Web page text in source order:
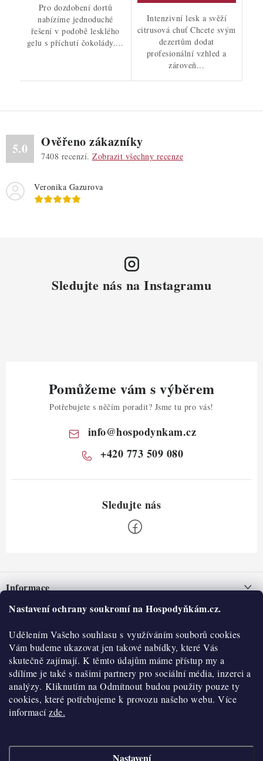
Nastavení ochrany soukromí na Hospodyňkám.cz.
Udělením Vašeho souhlasu s využíváním souborů cookies
Vám budeme ukazovat jen takové nabídky, které Vás
skutečně zajímají. K těmto údajům máme přístup my a
sdílíme je také s našimi partnery pro sociální média, inzerci a
analýzy. Kliknutím na Odmítnout budou použity pouze ty
cookies, které potřebujeme k provozu našeho webu. Více
informacízde.
Nastavení
Pro dozdobení dortů
nabízíme jednoduché
řešení v podobě lesklého
gelu s příchutí čokolády....
Intenzivní lesk a svěží
citrusová chuť Chcete svým
dezertům dodat
profesionální vzhled a
zároveň...
5.0 Ověřeno zákazníky
7408 recenzí. Zobrazit všechny recenze
Veronika Gazurova
Sledujte nás na Instagramu
Pomůžeme vám s výběrem
Potřebujete s něčím poradit? Jsme tu pro vás!
info@hospodynkam.cz
+420 773 509 080
pInformace
Nepřevzetí zásilky na dobírku
Obchodní podmínky
Hodnocení obchodu
Blog
Moje objednávka
O nás
Historie
Kontakty
O nákupu
Reklamace a vratky
Výdejní místa